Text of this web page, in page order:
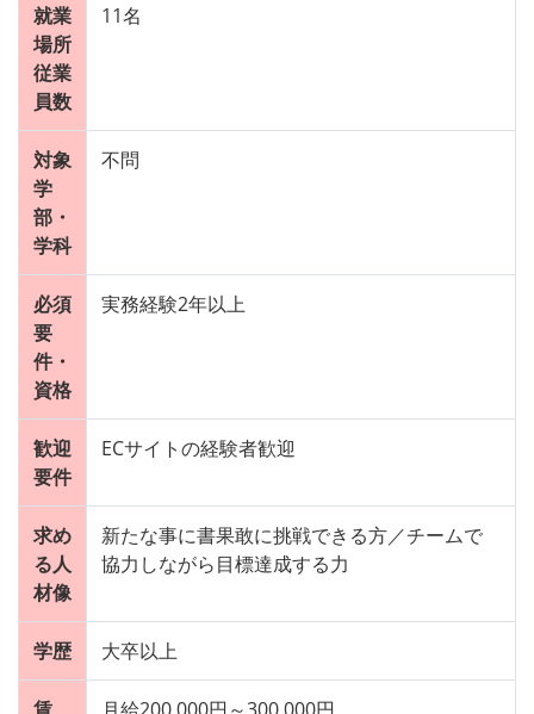
就業
場所
従業
員数
11名
対象
学
部・
学科
不問
必須
要
件・
資格
実務経験2年以上
歓迎
要件
ECサイトの経験者歓迎
求め
る人
材像
新たな事に書果敢に挑戦できる方／チームで
協力しながら目標達成する力
学歴 大卒以上